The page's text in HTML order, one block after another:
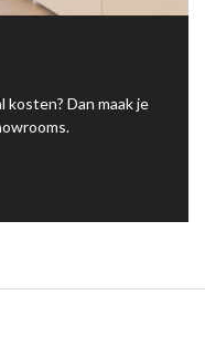
kosten? Dan maak je